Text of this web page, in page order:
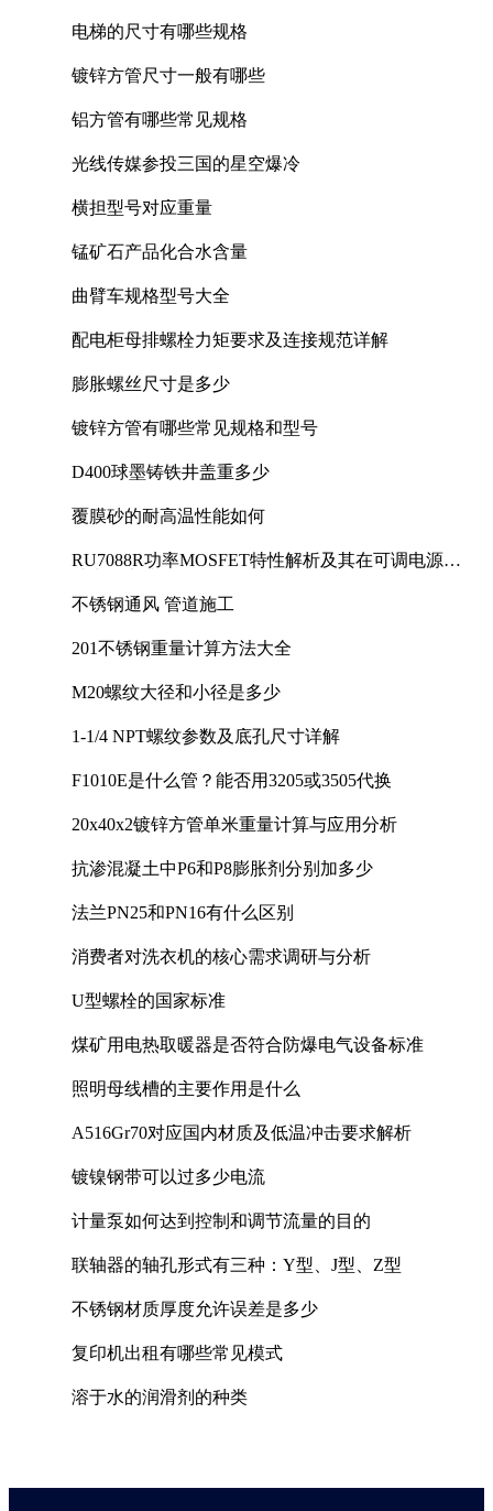
电梯的尺寸有哪些规格
镀锌方管尺寸一般有哪些
铝方管有哪些常见规格
光线传媒参投三国的星空爆冷
横担型号对应重量
锰矿石产品化合水含量
曲臂车规格型号大全
配电柜母排螺栓力矩要求及连接规范详解
膨胀螺丝尺寸是多少
镀锌方管有哪些常见规格和型号
D400球墨铸铁井盖重多少
覆膜砂的耐高温性能如何
RU7088R功率MOSFET特性解析及其在可调电源设
不锈钢通风 管道施工
201不锈钢重量计算方法大全
M20螺纹大径和小径是多少
1-1/4 NPT螺纹参数及底孔尺寸详解
F1010E是什么管？能否用3205或3505代换
20x40x2镀锌方管单米重量计算与应用分析
抗渗混凝土中P6和P8膨胀剂分别加多少
法兰PN25和PN16有什么区别
消费者对洗衣机的核心需求调研与分析
U型螺栓的国家标准
煤矿用电热取暖器是否符合防爆电气设备标准
照明母线槽的主要作用是什么
A516Gr70对应国内材质及低温冲击要求解析
镀镍钢带可以过多少电流
计量泵如何达到控制和调节流量的目的
联轴器的轴孔形式有三种：Y型、J型、Z型
不锈钢材质厚度允许误差是多少
复印机出租有哪些常见模式
溶于水的润滑剂的种类